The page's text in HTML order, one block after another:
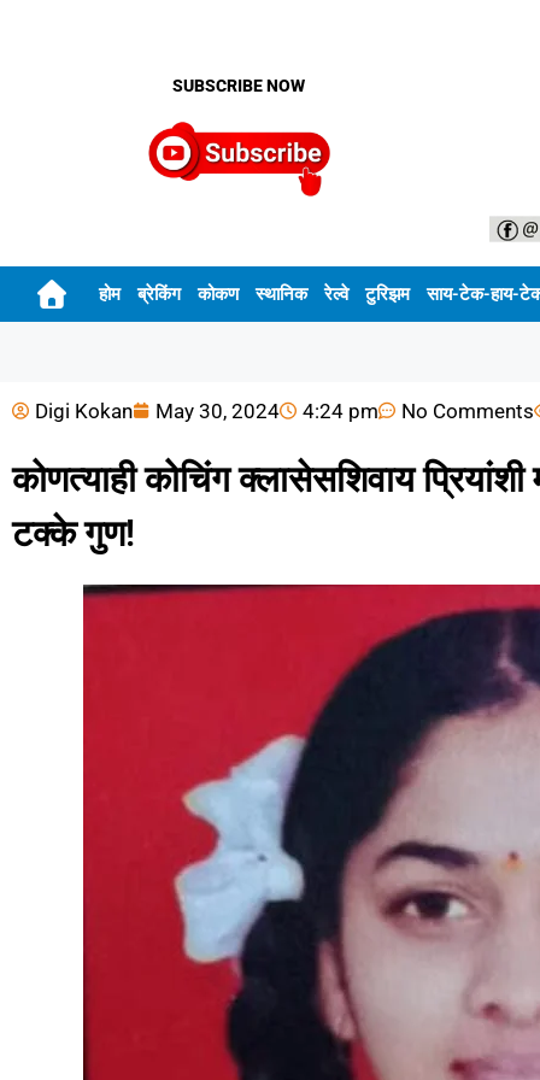
SUBSCRIBE NOW
होम ब्रेकिंग कोकण स्थानिक रेल्वे टुरिझम साय-टेक-हाय-
Digi Kokan May 30, 2024 4:24 pm No Comments
कोणत्याही कोचिंग क्लासेसशिवाय
टक्के गुण!